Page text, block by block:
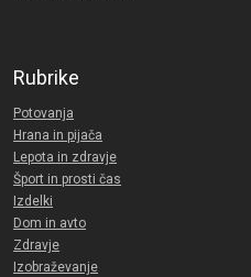
Rubrike
Potovanja
Hrana in pijača
Lepota in zdravje
Šport in prosti čas
Izdelki
Dom in avto
Zdravje
Izobraževanje